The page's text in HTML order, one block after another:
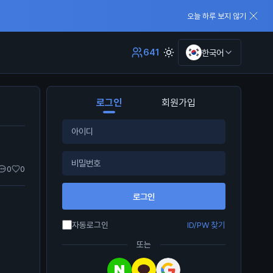
오늘 하루 보지 않기
641 한국어
0 0
로그인 회원가입
로그인
자동로그인
ID/PW 찾기
또는